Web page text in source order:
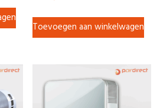
Toevoegen aan winkelwagen